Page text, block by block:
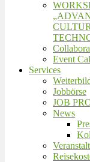
Event
Services
Jobbörse
JOB
News